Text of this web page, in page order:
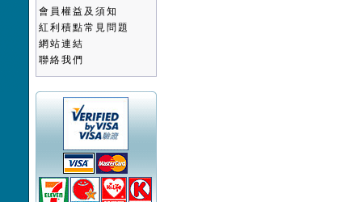
會員權益及須知
紅利積點常見問題
網站連結
聯絡我們